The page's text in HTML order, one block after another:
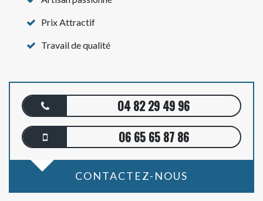
Prix Attractif
Travail de qualité
04 82 29 49 96
06 65 65 87 86
CONTACTEZ-NOUS